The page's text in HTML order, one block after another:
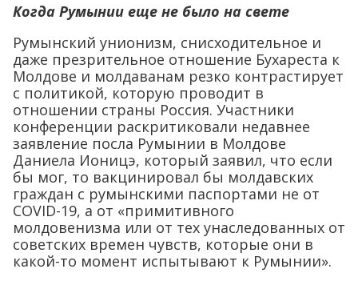
Когда Румынии еще не было на свете
Румынский унионизм, снисходительное и
даже презрительное отношение Бухареста к
Молдове и молдаванам резко контрастирует
с политикой, которую проводит в
отношении страны Россия. Участники
конференции раскритиковали недавнее
заявление посла Румынии в Молдове
Даниела Ионицэ, который заявил, что если
бы мог, то вакцинировал бы молдавских
граждан с румынскими паспортами не от
COVID-19, а от «примитивного
молдовенизма или от тех унаследованных от
советских времен чувств, которые они в
какой-то момент испытывают к Румынии».